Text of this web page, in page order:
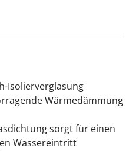
Isolierverglasung
Wärmedämmung
sorgt für einen
Wassereintritt